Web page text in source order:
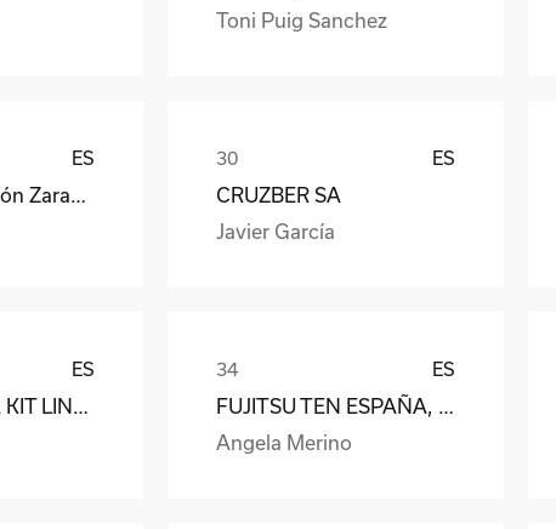
Toni Puig Sanchez
ES ES
CRUZBER SA
Javier García
ES
ASTIGARRAGA KIT LINE S.L.
ES
FUJITSU TEN ESPAÑA, S.A.
Angela Merino